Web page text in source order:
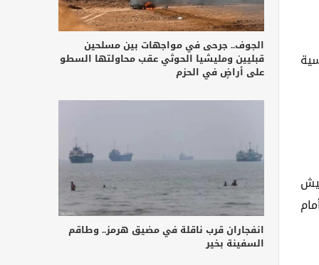
إلى علاج في الخارج، ما دفعهم إلى تنفيذ اعتصامات، كان اخرها في أغسطس/آب 2024 أمام
الجوف.. جرحى في مواجهات بين مسلحين
قبليين ومليشيا الحوثي عقب محاولتها السطو
على أراضٍ في الحزم
انفجاران قرب ناقلة في مضيق هرمز.. وطاقم
السفينة بخير